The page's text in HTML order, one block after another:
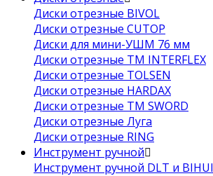
Диски отрезные BIVOL
Диски отрезные CUTOP
Диски для мини-УШМ 76 мм
Диски отрезные ТМ INTERFLEX
Диски отрезные TOLSEN
Диски отрезные HARDAX
Диски отрезные ТМ SWORD
Диски отрезные Луга
Диски отрезные RING
Инструмент ручной
Инструмент ручной DLT и BIHUI